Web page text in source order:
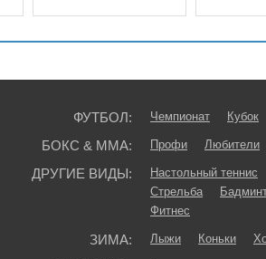
ФУТБОЛ: Чемпионат Кубок
БОКС & ММА: Профи Любители
ДРУГИЕ ВИДЫ:
Настольный теннис
Стрельба
Фитнес
ЗИМА: Лыжи Коньки